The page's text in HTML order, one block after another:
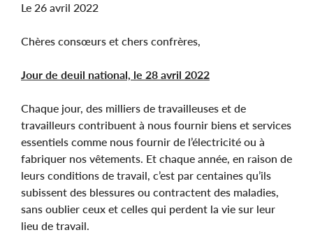
Le 26 avril 2022
Chères consœurs et chers confrères,
Jour de deuil national, le 28 avril 2022
Chaque jour, des milliers de travailleuses et de
travailleurs contribuent à nous fournir biens et services
essentiels comme nous fournir de l’électricité ou à
fabriquer nos vêtements. Et chaque année, en raison de
leurs conditions de travail, c’est par centaines qu’ils
subissent des blessures ou contractent des maladies,
sans oublier ceux et celles qui perdent la vie sur leur
lieu de travail.